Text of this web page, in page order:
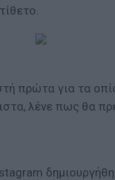
πρώτα για τα
λένε πως θα